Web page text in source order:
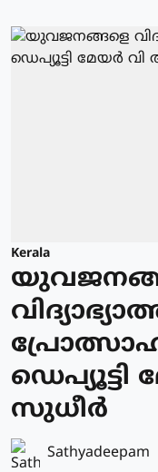
Kerala
സുധീർ
Sathyadeepam